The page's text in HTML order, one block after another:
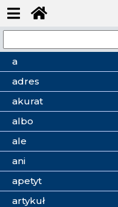
a
adres
akurat
albo
ale
ani
apetyt
artykuł